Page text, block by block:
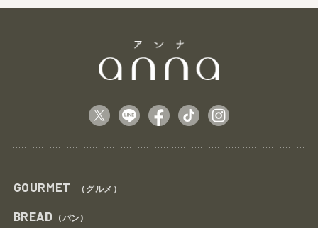
GOURMET （グルメ）
BREAD (パン)